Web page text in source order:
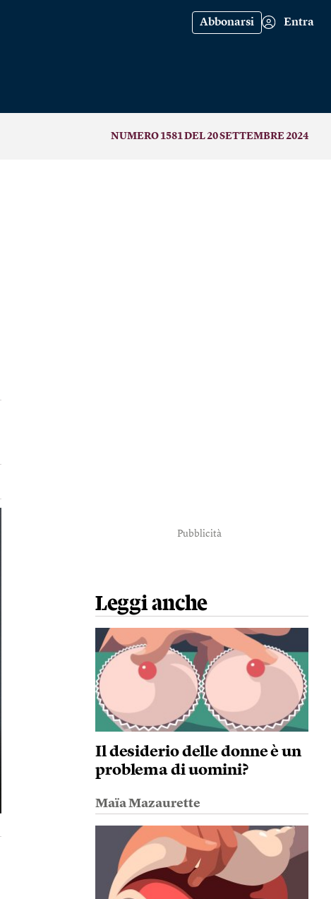
Abbonarsi Entra
NUMERO 1581 DEL 20 SETTEMBRE 2024
Pubblicità
Leggi anche
Il desiderio delle donne è un
problema di uomini?
Maïa Mazaurette